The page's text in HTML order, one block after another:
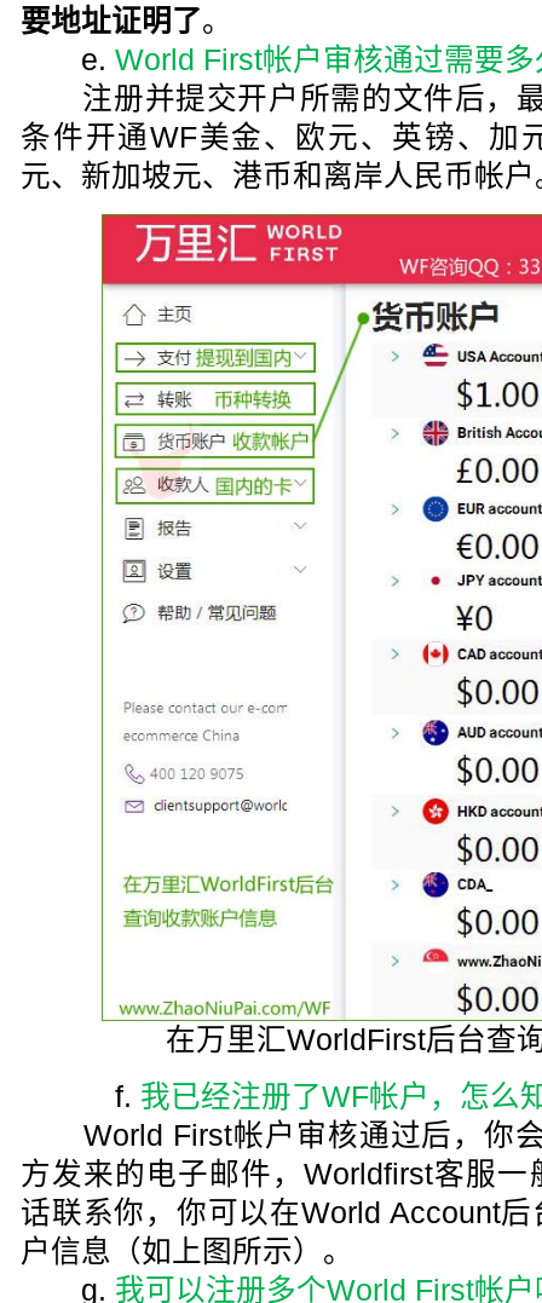
要地址证明了。
e. World First帐户审核通过需要
注册并提交开户所需的文件后，
条件开通WF美金、欧元、英镑、加
元、新加坡元、港币和离岸人民币帐户
在万里汇WorldFirst后台查
f. 我已经注册了WF帐户，怎么
World First帐户审核通过后，你会
方发来的电子邮件，Worldfirst客服
话联系你，你可以在World Account
户信息（如上图所示）。
g. 我可以注册多个World First帐户